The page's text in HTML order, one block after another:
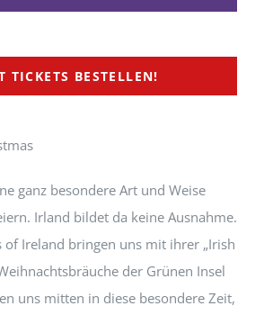
TICKETS BESTELLEN!
ganz besondere Art und Weise
Irland bildet da keine Ausnahme.
of Ireland bringen uns mit ihrer „Irish
der Grünen Insel
uns mitten in diese besondere Zeit,